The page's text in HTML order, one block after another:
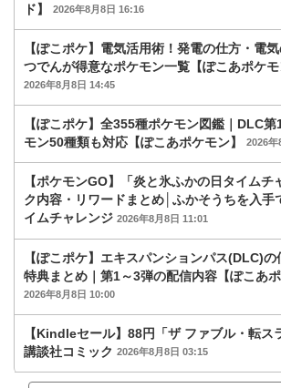
ド】
2026年8月8日 16:16
【ぽこポケ】電気活用術！発電の仕方・電
つでんが得意なポケモン一覧【ぽこあポケモ
2026年8月8日 14:45
【ぽこポケ】全355種ポケモン図鑑｜DLC
モン50種類も対応【ぽこあポケモン】
2026年
【ポケモンGO】「炎と氷ふかの日タイムチ
ク内容・リワードまとめ│ふかそうちを入手
イムチャレンジ 2026年8月8日 11:01
【ぽこポケ】エキスパンションパス(DLC)の
特典まとめ｜第1～3弾の配信内容【ぽこあポ
2026年8月8日 10:00
【Kindleセール】88円「ザ ファブル・転ス
講談社コミック 2026年8月8日 03:15